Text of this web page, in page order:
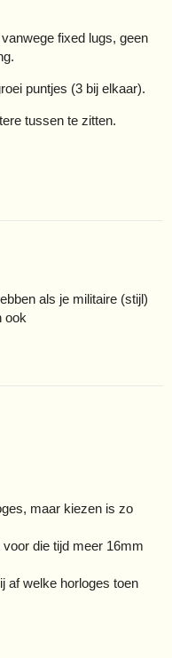
fixed lugs, geen
puntjes (3 bij elkaar).
tussen te zitten.
als je militaire (stijl)
ook
maar kiezen is zo
die tijd meer 16mm
af welke horloges toen